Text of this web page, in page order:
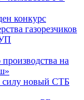
конкурс
газорезчиков
на
силу новый СТБ